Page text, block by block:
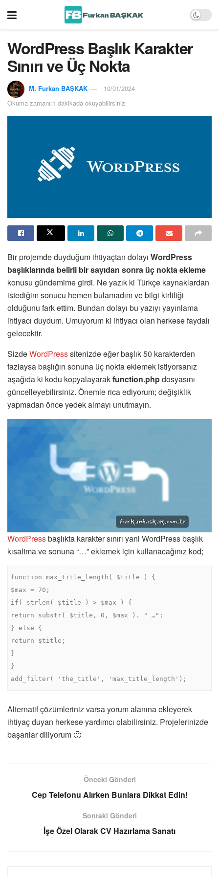
WordPress Başlık Karakter
Sınırı ve Üç Nokta
M. Furkan BAŞKAK
10/01/2024
Okuma zamanı:1 dakikada okuyabilirsiniz
Bir projemde duyduğum ihtiyaçtan dolayı WordPress
başlıklarında belirli bir sayıdan sonra üç nokta ekleme
konusu gündemime girdi. Ne yazık ki Türkçe kaynaklardan
istediğim sonucu hemen bulamadım ve bilgi kirliliği
olduğunu fark ettim. Bundan dolayı bu yazıyı yayınlama
ihtiyacı duydum. Umuyorum ki ihtiyacı olan herkese faydalı
gelecektir.
SizdeWordPresssitenizde eğer başlık 50 karakterden
fazlaysa başlığın sonuna üç nokta eklemek istiyorsanız
aşağıda ki kodu kopyalayarakfunction.phpdosyasını
güncelleyebilirsiniz. Önemle rica ediyorum; değişiklik
yapmadan önce yedek almayı unutmayın.
WordPressbaşlıkta karakter sınırı yani WordPress başlık
kısaltma ve sonuna “…” eklemek için kullanacağınız kod;
function max_title_length( $title ) {
$max = 70;
if( strlen( $title ) > $max ) {
return substr( $title, 0, $max ). " …";
} else {
return $title;
}
}
add_filter( 'the_title', 'max_title_length');
Alternatif çözümleriniz varsa yorum alanına ekleyerek
ihtiyaç duyan herkese yardımcı olabilirsiniz. Projelerinizde
başarılar diliyorum 🙂
Önceki Gönderi
Cep Telefonu Alırken Bunlara Dikkat Edin!
Sonraki Gönderi
İşe Özel Olarak CV Hazırlama Sanatı